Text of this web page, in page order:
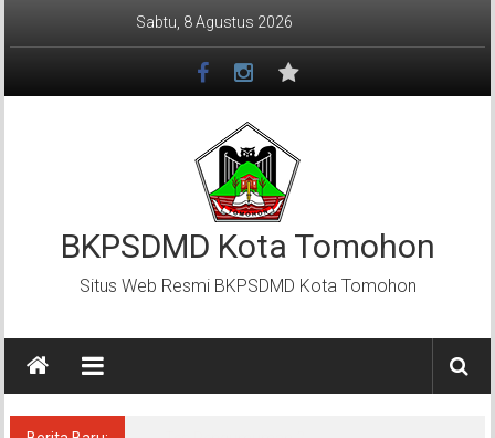
Sabtu, 8 Agustus 2026
BKPSDMD Kota Tomohon
Situs Web Resmi BKPSDMD Kota Tomohon